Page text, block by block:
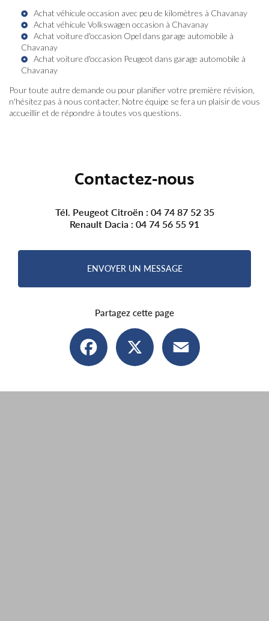
Achat véhicule occasion avec peu de kilomètres à Chavanay
Achat véhicule Volkswagen occasion à Chavanay
Achat voiture d'occasion Opel dans garage automobile à
Chavanay
Achat voiture d'occasion Peugeot dans garage automobile à
Chavanay
Pour toute autre demande ou pour planifier votre première révision,
n'hésitez pas à nous contacter. Notre équipe se fera un plaisir de vous
accueillir et de répondre à toutes vos questions.
Contactez-nous
Tél. Peugeot Citroën : 04 74 87 52 35
Renault Dacia : 04 74 56 55 91
ENVOYER UN MESSAGE
Partagez cette page
Facebook